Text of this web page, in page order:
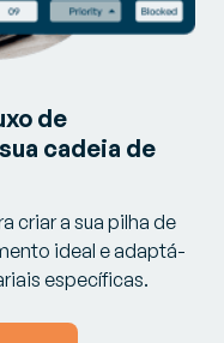
de
cadeia de
criar a sua pilha de
ideal e adaptá-
específicas.